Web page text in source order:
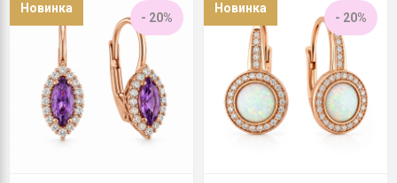
- 20%
Новинка
- 20%
Новинка